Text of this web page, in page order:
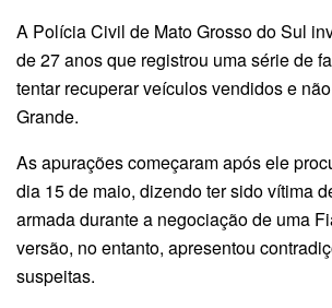
A Polícia Civil de Mato Grosso do Sul
de 27 anos que registrou uma série de
tentar recuperar veículos vendidos e
Grande.
As apurações começaram após ele
dia 15 de maio, dizendo ter sido vítima
armada durante a negociação de uma
versão, no entanto, apresentou
suspeitas.